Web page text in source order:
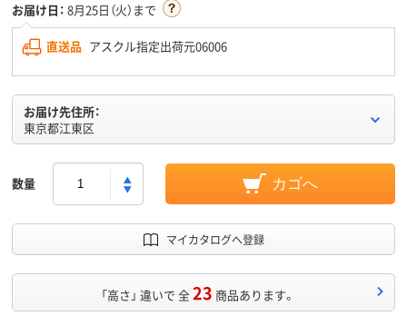
お届け日： 8月25日（火）まで
直送品 アスクル指定出荷元06006
お届け先住所：
東京都江東区
数量 カゴへ
マイカタログへ登録
「高さ」 違いで 全23 商品あります。